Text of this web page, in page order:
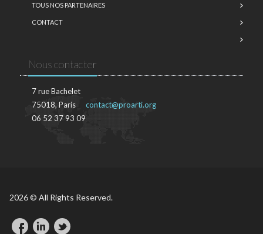
TOUS NOS PARTENAIRES
CONTACT
Nous contacter
7 rue Bachelet
75018, Paris
06 52 37 93 09
contact@proarti.org
2026 © All Rights Reserved.